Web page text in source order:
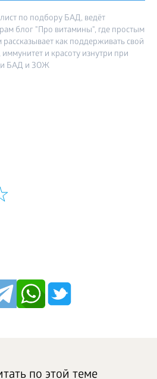
по подбору БАД, ведёт
блог "Про витамины", где простым
рассказывает как поддерживать свой
иммунитет и красоту изнутри при
БАД и ЗОЖ
по этой теме